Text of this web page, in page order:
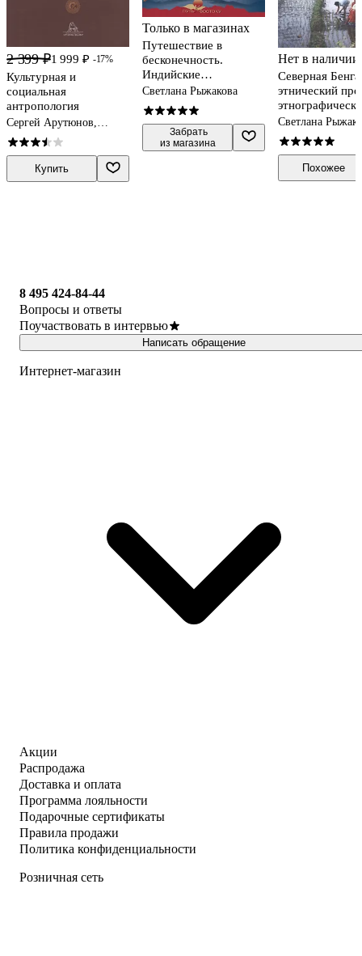
2 399 ₽1 999 ₽ -17%
Культурная и
социальная
антропология
Сергей Арутюнов,
Светлана Рыжакова
Купить
Только в магазинах
Путешествие в
бесконечность.
Индийские
этнографические
этюды
Светлана Рыжакова
Забрать
из магазина
Нет в наличии
Северная
этнический
картина
областей
Светлана
Похожее
8 495 424-84-44
Вопросы и ответы
Поучаствовать в интервью
Написать обращение
Интернет-магазин
Акции
Распродажа
Доставка и оплата
Программа лояльности
Подарочные сертификаты
Правила продажи
Политика конфиденциальности
Розничная сеть